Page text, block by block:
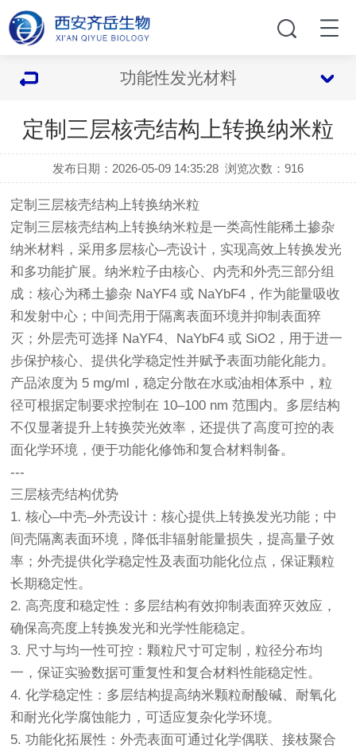
功能性发光材料
定制三层核壳结构上转换纳米粒
发布日期：2026-05-09 14:35:28 浏览次数：916
定制三层核壳结构上转换纳米粒
定制三层核壳结构上转换纳米粒是一类高性能稀土掺杂
纳米材料，采用多层核心–壳设计，实现高效上转换发光
和多功能扩展。纳米粒子由核心、内壳和外壳三部分组
成：核心为稀土掺杂 NaYF4 或 NaYbF4，作为能量吸收
和发射中心；中间壳用于隔离表面环境并抑制表面猝
灭；外层壳可选择 NaYF4、NaYbF4 或 SiO2，用于进一
步保护核心、提供化学稳定性并赋予表面功能化能力。
产品浓度为 5 mg/ml，稳定分散在水或油相体系中，粒
径可根据定制要求控制在 10–100 nm 范围内。多层结构
不仅显著提升上转换荧光效率，还提供了高度可控的表
面化学环境，便于功能化修饰和复合材料制备。
---
三层核壳结构优势
1. 核心–中壳–外壳设计：核心提供上转换发光功能；中
间壳隔离表面环境，降低非辐射能量损失，提高量子效
率；外壳提供化学稳定性及表面功能化位点，保证颗粒
长期稳定性。
2. 高亮度和稳定性：多层结构有效抑制表面猝灭效应，
确保高亮度上转换发光和光学性能稳定。
3. 尺寸与均一性可控：颗粒尺寸可定制，粒径分布均
一，保证实验数据可重复性和复合材料性能稳定性。
4. 化学稳定性：多层结构提高纳米颗粒耐酸碱、耐氧化
和耐光化学腐蚀能力，可适应复杂化学环境。
5. 功能化拓展性：外壳表面可通过化学偶联、接枝聚合